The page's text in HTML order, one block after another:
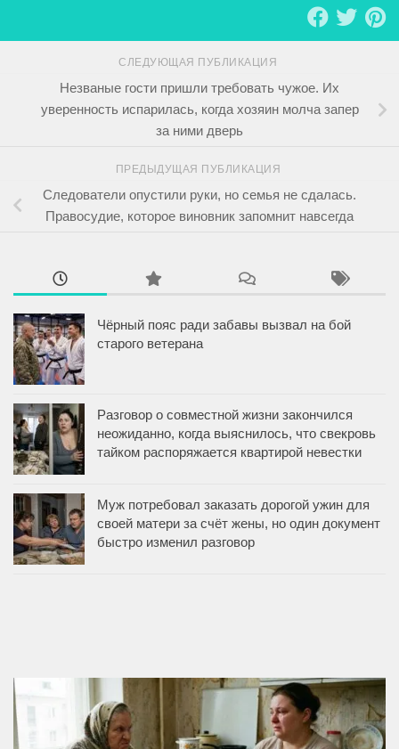
СЛЕДУЮЩАЯ ПУБЛИКАЦИЯ
Незваные гости пришли требовать чужое. Их
уверенность испарилась, когда хозяин молча запер
за ними дверь
ПРЕДЫДУЩАЯ ПУБЛИКАЦИЯ
Следователи опустили руки, но семья не сдалась.
Правосудие, которое виновник запомнит навсегда
Чёрный пояс ради забавы вызвал на бой
старого ветерана
Разговор о совместной жизни закончился
неожиданно, когда выяснилось, что свекровь
тайком распоряжается квартирой невестки
Муж потребовал заказать дорогой ужин для
своей матери за счёт жены, но один документ
быстро изменил разговор